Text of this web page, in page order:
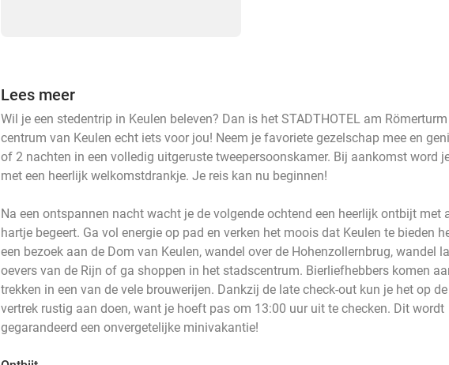
Lees meer
Wil je een stedentrip in Keulen beleven? Dan is het STADTHOTEL am
centrum van Keulen echt iets voor jou! Neem je favoriete gezelschap mee en
of 2 nachten in een volledig uitgeruste tweepersoonskamer. Bij aankomst word
met een heerlijk welkomstdrankje. Je reis kan nu beginnen!
Na een ontspannen nacht wacht je de volgende ochtend een heerlijk ontbijt met
hartje begeert. Ga vol energie op pad en verken het moois dat Keulen te bieden
een bezoek aan de Dom van Keulen, wandel over de Hohenzollernbrug, wandel
oevers van de Rijn of ga shoppen in het stadscentrum. Bierliefhebbers komen
trekken in een van de vele brouwerijen. Dankzij de late check-out kun je het op
vertrek rustig aan doen, want je hoeft pas om 13:00 uur uit te checken. Dit wordt
gegarandeerd een onvergetelijke minivakantie!